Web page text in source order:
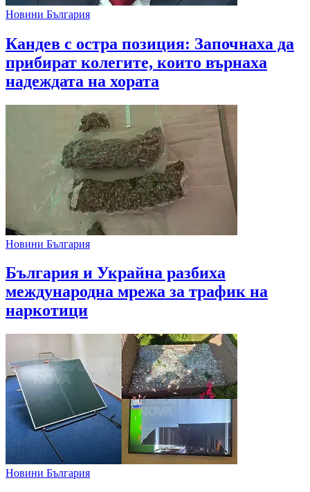
Новини България
Кандев с остра позиция: Започнаха да
прибират колегите, които върнаха
надеждата на хората
Новини България
България и Украйна разбиха
международна мрежа за трафик на
наркотици
Новини България